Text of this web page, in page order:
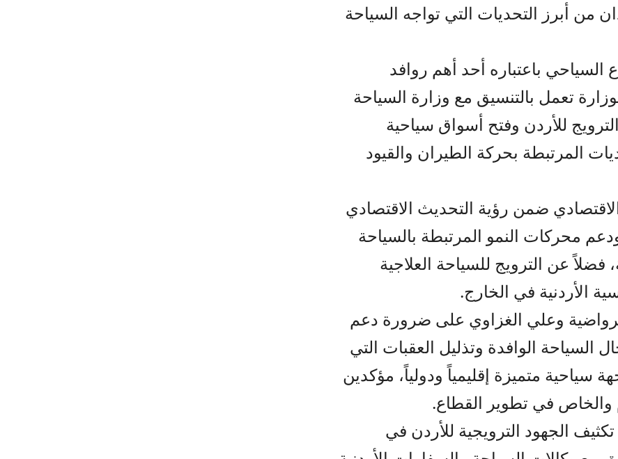
من أبرز التحديات التي تواجه السياحة
السياحي باعتباره أحد أهم روافد
تعمل بالتنسيق مع وزارة السياحة
للأردن وفتح أسواق سياحية
المرتبطة بحركة الطيران والقيود
ضمن رؤية التحديث الاقتصادي
محركات النمو المرتبطة بالسياحة
فضلاً عن الترويج للسياحة العلاجية
الأردنية في الخارج.
وعلي الغزاوي على ضرورة دعم
السياحة الوافدة وتذليل العقبات التي
سياحية متميزة إقليمياً ودولياً، مؤكدين
والخاص في تطوير القطاع.
الجهود الترويجية للأردن في